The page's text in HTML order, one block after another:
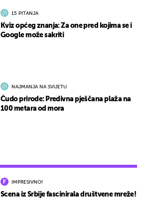
IMPRESIVNO!
Scena iz Srbije fascinirala društvene mreže!
15 PITANJA
Kviz općeg znanja: Za one pred kojima se i
Google može sakriti
NAJMANJA NA SVIJETU
Čudo prirode: Predivna pješčana plaža na
100 metara od mora